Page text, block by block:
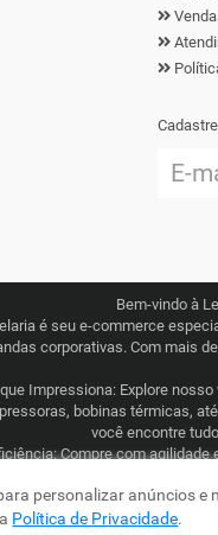
Bem-vindo à
é seu e-commerce
corporativas. Com mais
Impressiona: Explore
bobinas térmicas,
você encontre
Compre com
personalizar anúncios
Política de Privacidade.